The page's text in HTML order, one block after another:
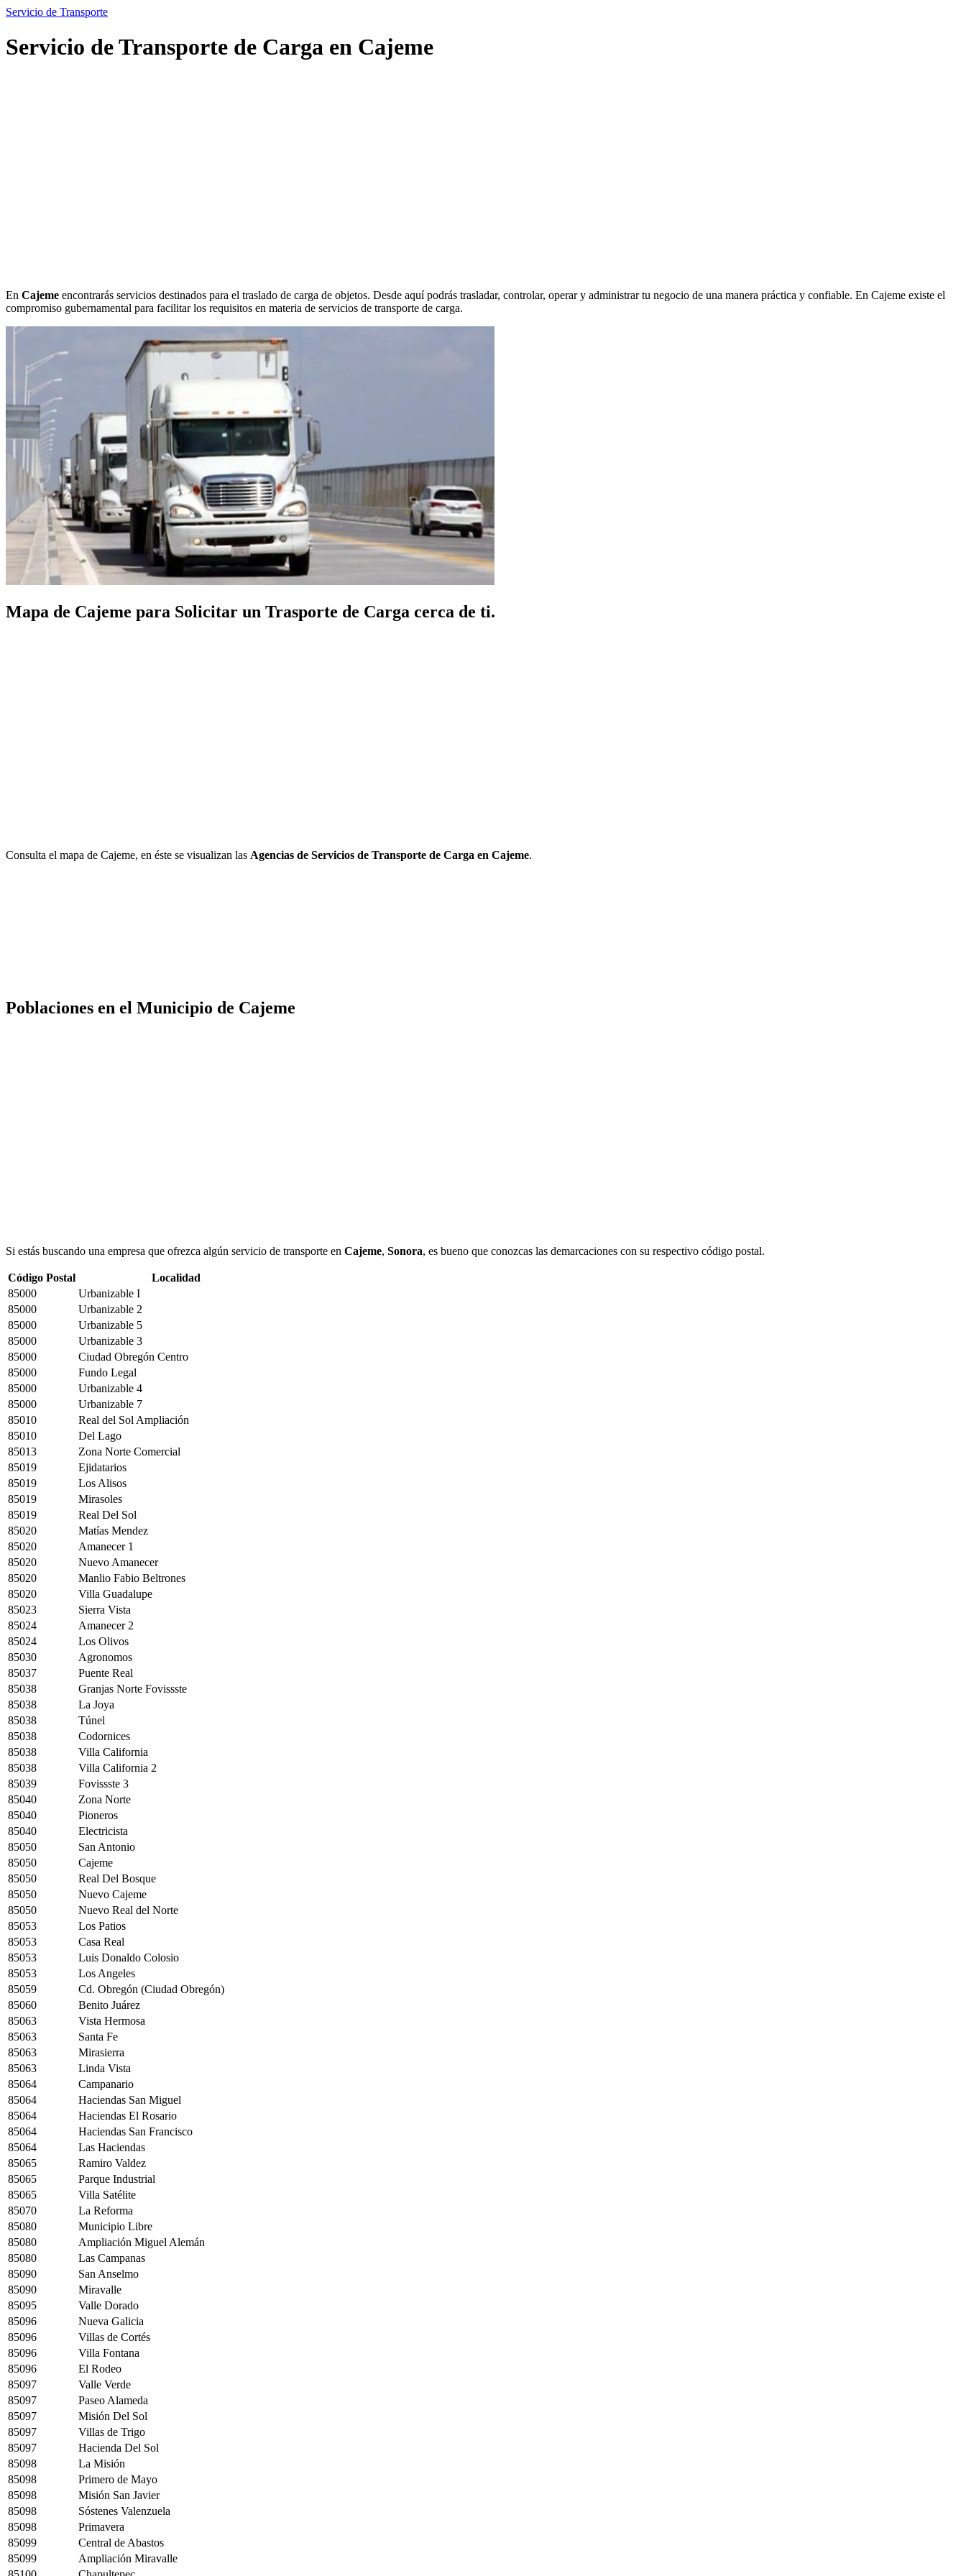
Servicio de Transporte
Servicio de Transporte de Carga en Cajeme
En Cajeme encontrarás servicios destinados para el traslado de carga de objetos. Desde aquí podrás trasladar, controlar, operar y administrar tu negocio de una manera práctica y confiable. En Cajeme existe el
compromiso gubernamental para facilitar los requisitos en materia de servicios de transporte de carga.
Mapa de Cajeme para Solicitar un Trasporte de Carga cerca de ti.
Consulta el mapa de Cajeme, en éste se visualizan las Agencias de Servicios de Transporte de Carga en Cajeme.
Poblaciones en el Municipio de Cajeme
Si estás buscando una empresa que ofrezca algún servicio de transporte en Cajeme, Sonora, es bueno que conozcas las demarcaciones con su respectivo código postal.
Código Postal
Localidad
85000
Urbanizable I
85000
Urbanizable 2
85000
Urbanizable 5
85000
Urbanizable 3
85000
Ciudad Obregón Centro
85000
Fundo Legal
85000
Urbanizable 4
85000
Urbanizable 7
85010
Real del Sol Ampliación
85010
Del Lago
85013
Zona Norte Comercial
85019
Ejidatarios
85019
Los Alisos
85019
Mirasoles
85019
Real Del Sol
85020
Matías Mendez
85020
Amanecer 1
85020
Nuevo Amanecer
85020
Manlio Fabio Beltrones
85020
Villa Guadalupe
85023
Sierra Vista
85024
Amanecer 2
85024
Los Olivos
85030
Agronomos
85037
Puente Real
85038
Granjas Norte Fovissste
85038
La Joya
85038
Túnel
85038
Codornices
85038
Villa California
85038
Villa California 2
85039
Fovissste 3
85040
Zona Norte
85040
Pioneros
85040
Electricista
85050
San Antonio
85050
Cajeme
85050
Real Del Bosque
85050
Nuevo Cajeme
85050
Nuevo Real del Norte
85053
Los Patios
85053
Casa Real
85053
Luis Donaldo Colosio
85053
Los Angeles
85059
Cd. Obregón (Ciudad Obregón)
85060
Benito Juárez
85063
Vista Hermosa
85063
Santa Fe
85063
Mirasierra
85063
Linda Vista
85064
Campanario
85064
Haciendas San Miguel
85064
Haciendas El Rosario
85064
Haciendas San Francisco
85064
Las Haciendas
85065
Ramiro Valdez
85065
Parque Industrial
85065
Villa Satélite
85070
La Reforma
85080
Municipio Libre
85080
Ampliación Miguel Alemán
85080
Las Campanas
85090
San Anselmo
85090
Miravalle
85095
Valle Dorado
85096
Nueva Galicia
85096
Villas de Cortés
85096
Villa Fontana
85096
El Rodeo
85097
Valle Verde
85097
Paseo Alameda
85097
Misión Del Sol
85097
Villas de Trigo
85097
Hacienda Del Sol
85098
La Misión
85098
Primero de Mayo
85098
Misión San Javier
85098
Sóstenes Valenzuela
85098
Primavera
85099
Central de Abastos
85099
Ampliación Miravalle